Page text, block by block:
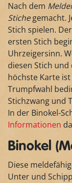
Nach dem
Stichegemacht.
Stich spielen.
ersten Stich
Uhrzeigersinn.
diesen Stich
höchste Karte
Trumpfwahl
Stichzwang und
In der Binokel-
Informationen
Binokel
Diese
Unter und